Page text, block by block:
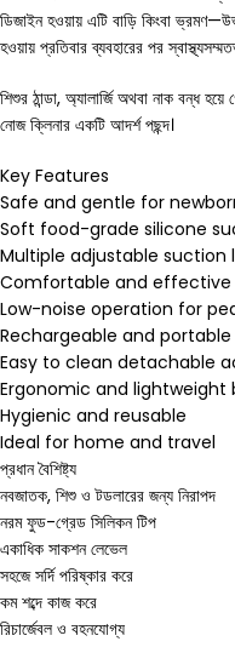
ডিজাইন হওয়ায় এটি বাড়ি কিংবা
হওয়ায় প্রতিবার ব্যবহারের পর
শিশুর ঠান্ডা, অ্যালার্জি অথবা নাক বন্ধ
নোজ ক্লিনার একটি আদর্শ পছন্দ।
Key Features
Safe and gentle for
Soft food-grade silicone
Multiple adjustable suction
Comfortable and
Low-noise operation for
Rechargeable and portable
Easy to clean detachable
Ergonomic and lightweight
Hygienic and reusable
Ideal for home and travel
প্রধান বৈশিষ্ট্য
নবজাতক, শিশু ও টডলারের জন্য নিরাপদ
নরম ফুড-গ্রেড সিলিকন টিপ
একাধিক সাকশন লেভেল
সহজে সর্দি পরিষ্কার করে
কম শব্দে কাজ করে
রিচার্জেবল ও বহনযোগ্য